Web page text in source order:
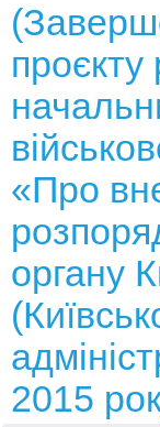
«Про
органу
2015